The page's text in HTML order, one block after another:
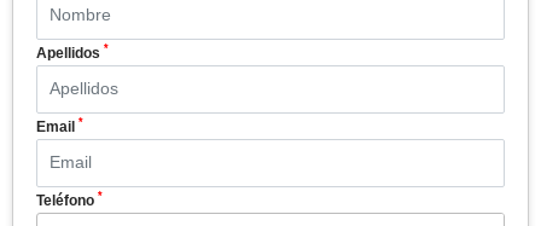
Apellidos *
Email *
Teléfono *